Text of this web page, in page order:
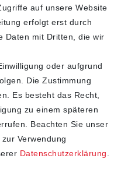
auf unsere Website
erfolgt erst durch
Daten mit Dritten, die wir
oder aufgrund
Die Zustimmung
Es besteht das Recht,
zu einem späteren
Beachten Sie unser
Verwendung
Daten­schutz­erklärung